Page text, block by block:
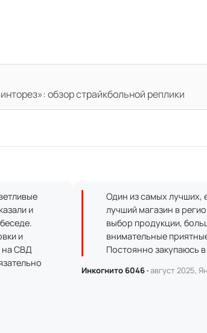
обзор страйкбольной реплики
и
и
на СВД
Один из самых лучших,
лучший магазин в
выбор продукции,
внимательные
Постоянно закупаюсь
Инкогнито 6046 ·август 2025,